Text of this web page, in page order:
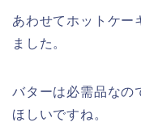
あわせてホットケー
ました。
バターは必需品なの
ほしいですね。